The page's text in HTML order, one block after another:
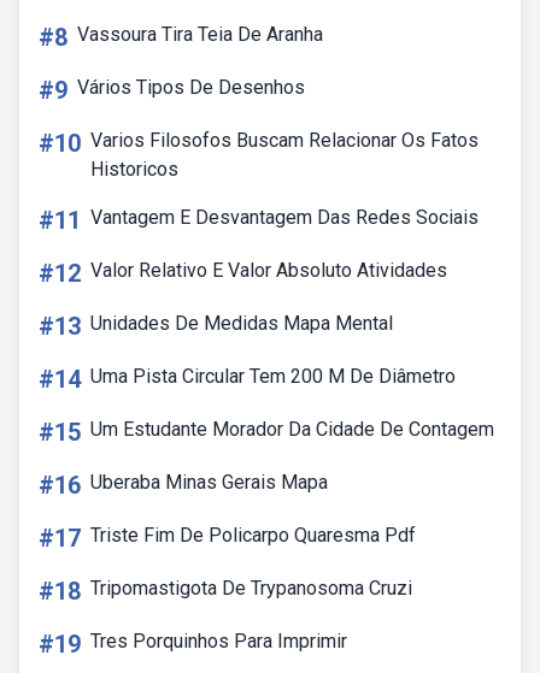
#8 Vassoura Tira Teia De Aranha
#9 Vários Tipos De Desenhos
#10 Varios Filosofos Buscam Relacionar Os Fatos
Historicos
#11 Vantagem E Desvantagem Das Redes Sociais
#12 Valor Relativo E Valor Absoluto Atividades
#13 Unidades De Medidas Mapa Mental
#14 Uma Pista Circular Tem 200 M De Diâmetro
#15 Um Estudante Morador Da Cidade De Contagem
#16 Uberaba Minas Gerais Mapa
#17 Triste Fim De Policarpo Quaresma Pdf
#18 Tripomastigota De Trypanosoma Cruzi
#19 Tres Porquinhos Para Imprimir